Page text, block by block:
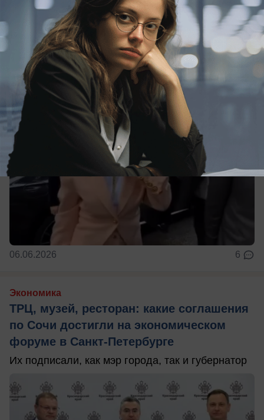
а не в Сен-Тропе
Ведущая побывала на мероприятия сети
Mandarin Garden
06.06.2026 6
Экономика
ТРЦ, музей, ресторан: какие соглашения
по Сочи достигли на экономическом
форуме в Санкт-Петербурге
Их подписали, как мэр города, так и губернатор